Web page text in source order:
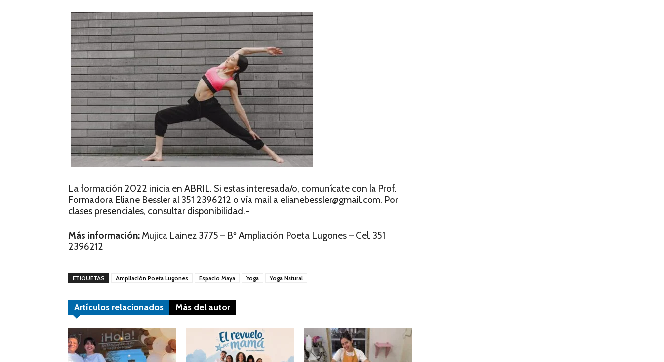
La formación 2022 inicia en ABRIL. Si estas interesada/o, comunícate con la Prof.
Formadora Eliane Bessler al 351 2396212 o vía mail a elianebessler@gmail.com. Por
clases presenciales, consultar disponibilidad.-
Más información: Mujica Lainez 3775 – Bº Ampliación Poeta Lugones – Cel. 351
2396212
ETIQUETAS Ampliación Poeta Lugones Espacio Maya Yoga Yoga Natural
Artículos relacionados Más del autor